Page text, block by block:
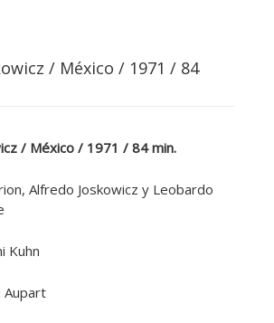
/ México / 1971 / 84
/ México / 1971 / 84 min.
Alfredo Joskowicz y Leobardo
Kuhn